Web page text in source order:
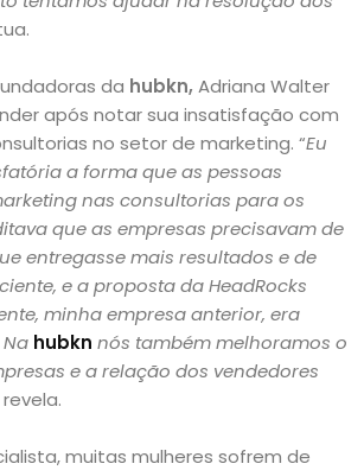
da hubkn, Adriana Walter
após notar sua insatisfação com
no setor de marketing. “Eu
a forma que as pessoas
nas consultorias para os
que as empresas precisavam de
entregasse mais resultados e de
e a proposta da HeadRocks
minha empresa anterior, era
hubknnós também melhoramos o
e a relação dos vendedores
revela.
muitas mulheres sofrem de